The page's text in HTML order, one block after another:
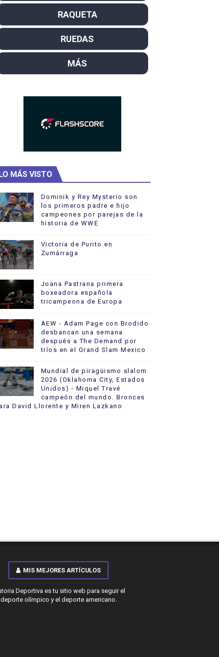
del mundo. Bronces para David Llorente y Miren
los más laureados
como campeón
y Ana Carvajal
RAQUETA
RUEDAS
MÁS
MÁS VISTO
Dominik y Rey Mysterio son
los primeros padre e hijo
campeones por parejas de la
historia de WWE
Victoria de Purito en
Zumárraga
Joana Pastrana primera
boxeadora española
tricampeona de Europa
AEW - Adam Page con Brodido
desbancan una semana
después a The Demand por
tríos en el Grand Slam Mexico
Mundial de piragüismo slalom
2026 (Oklahoma City, Estados
Unidos) - Miquel Travé
campeón del mundo. Bronces
David Llorente y Miren Lazkano
MIS MEJORES ARTÍCULOS
Deportiva es tu sitio web para seguir el
deporte olímpico y el deporte americano.